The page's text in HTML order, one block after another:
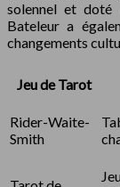
solennel et doté
Bateleur a
changements
Jeu de Tarot
Rider-Waite-
Smith